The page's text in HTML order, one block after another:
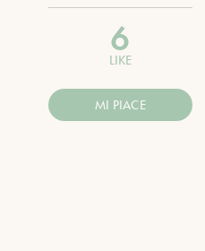
6
LIKE
MI PIACE